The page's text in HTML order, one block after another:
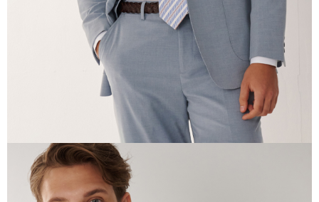
５．嚴禁一人註冊多個帳號或使用他人資訊註冊。若發現惡意使用之情形，
恩沛科技股份有限公司將有權停止該用戶之使用額度並採取法律行動。